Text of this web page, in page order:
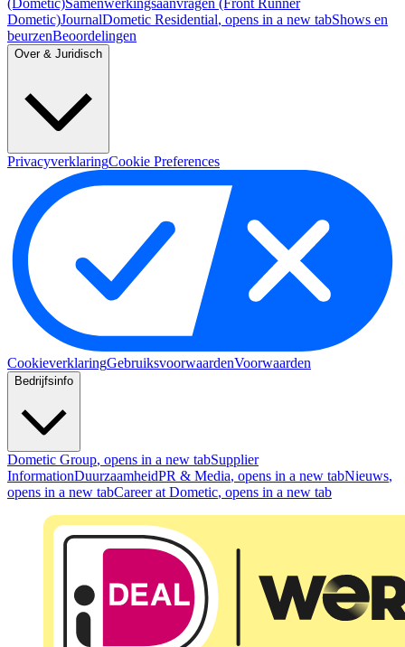
Dometic)JournalDometic Residential, opens in a new tabShows en
beurzenBeoordelingen
Over & Juridisch
PrivacyverklaringCookie Preferences
CookieverklaringGebruiksvoorwaardenVoorwaarden
Bedrijfsinfo
Dometic Group, opens in a new tabSupplier
InformationDuurzaamheidPR & Media, opens in a new tabNieuws,
opens in a new tabCareer at Dometic, opens in a new tab